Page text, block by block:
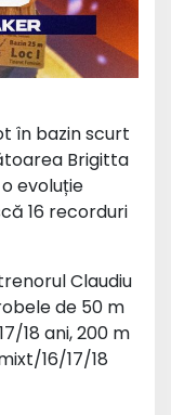
în bazin scurt
Brigitta
evoluție
16 recorduri
Claudiu
de 50 m
18 ani, 200 m
16/17/18